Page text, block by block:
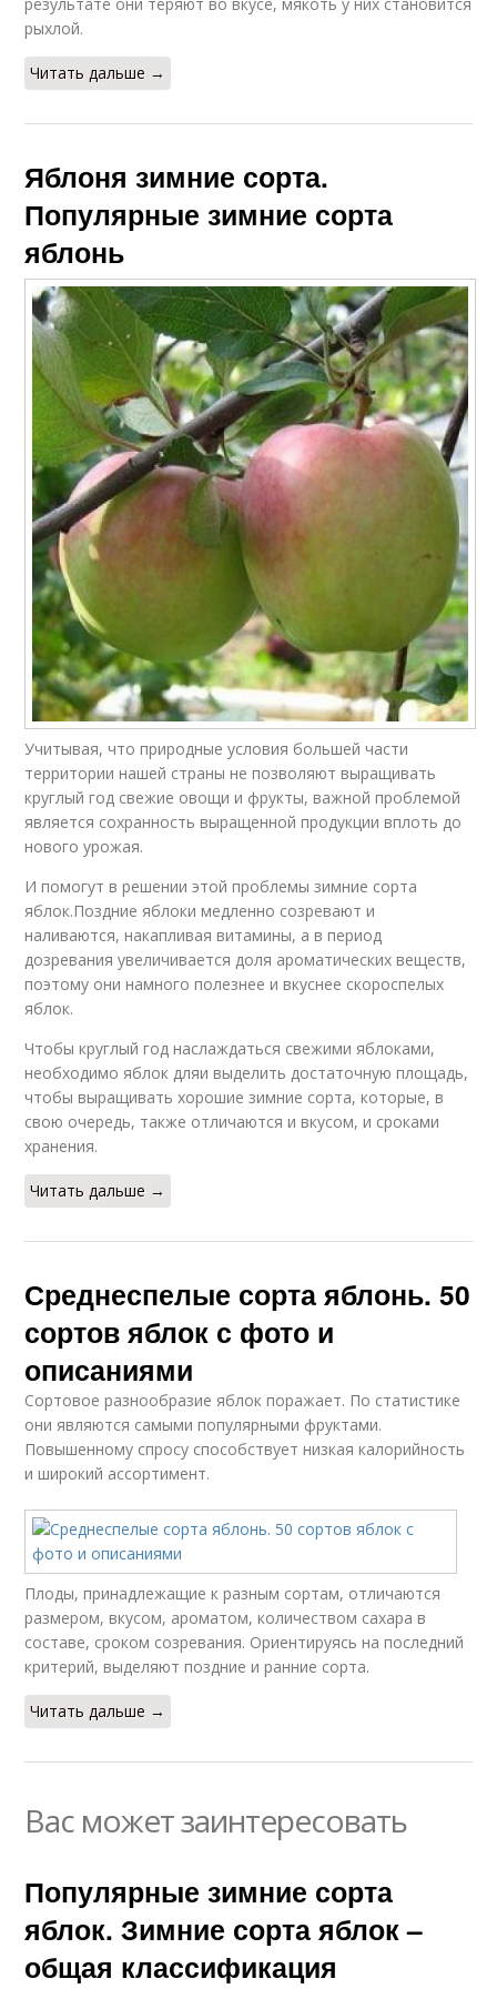
рыхлой.
Читать дальше →
Яблоня зимние сорта.
Популярные зимние сорта
яблонь
Учитывая, что природные условия большей части
территории нашей страны не позволяют выращивать
круглый год свежие овощи и фрукты, важной проблемой
является сохранность выращенной продукции вплоть до
нового урожая.
И помогут в решении этой проблемы зимние сорта
яблок.Поздние яблоки медленно созревают и
наливаются, накапливая витамины, а в период
дозревания увеличивается доля ароматических веществ,
поэтому они намного полезнее и вкуснее скороспелых
яблок.
Чтобы круглый год наслаждаться свежими яблоками,
необходимо яблок дляи выделить достаточную площадь,
чтобы выращивать хорошие зимние сорта, которые, в
свою очередь, также отличаются и вкусом, и сроками
хранения.
Читать дальше →
Среднеспелые сорта яблонь. 50
сортов яблок с фото и
описаниями
Сортовое разнообразие яблок поражает. По статистике
они являются самыми популярными фруктами.
Повышенному спросу способствует низкая калорийность
и широкий ассортимент.
Плоды, принадлежащие к разным сортам, отличаются
размером, вкусом, ароматом, количеством сахара в
составе, сроком созревания. Ориентируясь на последний
критерий, выделяют поздние и ранние сорта.
Читать дальше →
Вас может заинтересовать
Популярные зимние сорта
яблок. Зимние сорта яблок –
общая классификация